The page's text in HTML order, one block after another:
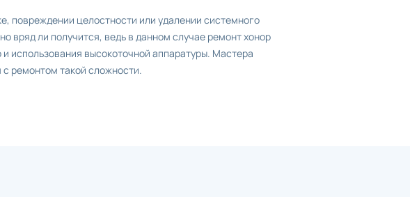
повреждении целостности или удалении системного
вряд ли получится, ведь в данном случае ремонт хонор
использования высокоточной аппаратуры. Мастера
с ремонтом такой сложности.